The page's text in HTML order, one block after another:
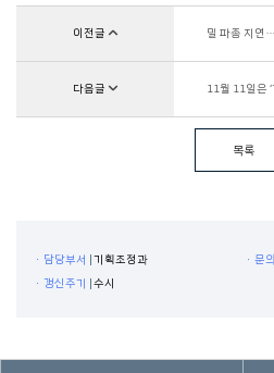
이전글 밀 파종 지연
다음글 11월 11일은 ‘
목록
ㆍ담당부서 기획조정과 ㆍ문
ㆍ갱신주기
수시